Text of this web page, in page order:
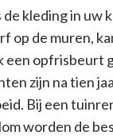
de kleding in uw
op de muren,
een opfrisbeurt
zijn na tien
Bij een
worden de